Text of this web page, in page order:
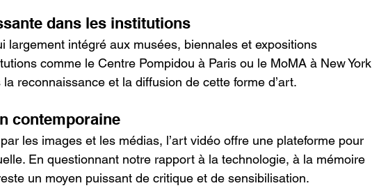
dans les institutions
largement intégré aux musées, biennales et expositions
comme le Centre Pompidou à Paris ou le MoMA à New York
reconnaissance et la diffusion de cette forme d’art.
contemporaine
les images et les médias, l’art vidéo offre une plateforme pour
En questionnant notre rapport à la technologie, à la mémoire
un moyen puissant de critique et de sensibilisation.